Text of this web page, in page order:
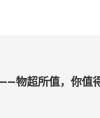
物超所值，你值